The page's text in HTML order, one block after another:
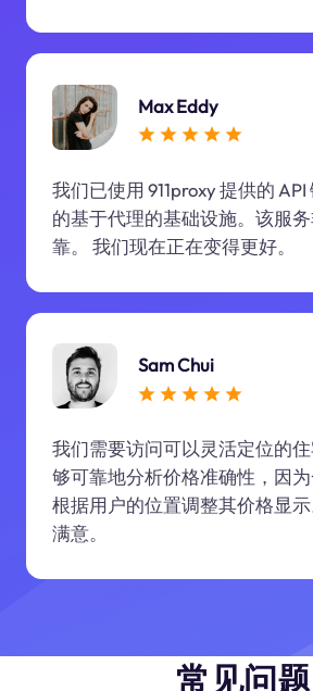
Max Eddy
我们已使用 911proxy 提供的
的基于代理的基础设施。该服
靠。 我们现在正在变得更好。
Sam Chui
我们需要访问可以灵活定位的
够可靠地分析价格准确性，因
根据用户的位置调整其价格显
满意。
常见问题